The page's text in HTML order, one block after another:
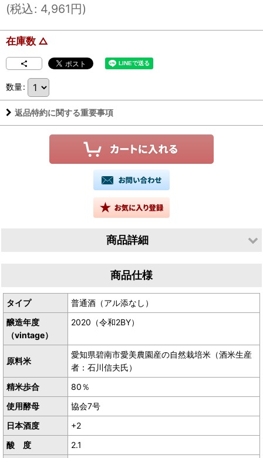
(税込: 4,961円)
在庫数 △
数量:
返品特約に関する重要事項
商品詳細
麹製造協力：るみ子の酒でお馴染みの森喜酒造場さん
栽培の難しさから収量が不足したため、等級検査をあえて受けない
ため
酒税法上「純米酒」と表記できませんが、純米造りです。
商品仕様
タイプ
普通酒（アル添なし）
醸造年度
（vintage）
2020（令和2BY）
原料米
愛知県碧南市愛美農園産の自然栽培米（酒米生産
者：石川信夫氏）
精米歩合
80％
使用酵母
協会7号
日本酒度
+2
酸 度
2.1